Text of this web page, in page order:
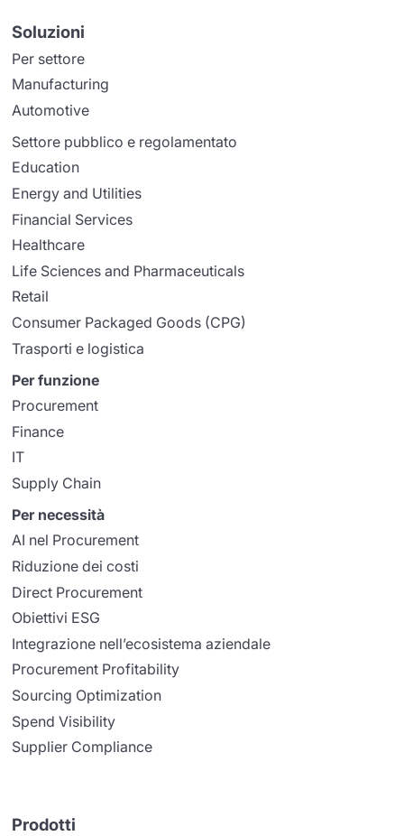
Soluzioni
Per settore
Manufacturing
Automotive
Settore pubblico e regolamentato
Education
Energy and Utilities
Financial Services
Healthcare
Life Sciences and Pharmaceuticals
Retail
Consumer Packaged Goods (CPG)
Trasporti e logistica
Per funzione
Procurement
Finance
IT
Supply Chain
Per necessità
AI nel Procurement
Riduzione dei costi
Direct Procurement
Obiettivi ESG
Integrazione nell’ecosistema aziendale
Procurement Profitability
Sourcing Optimization
Spend Visibility
Supplier Compliance
Prodotti